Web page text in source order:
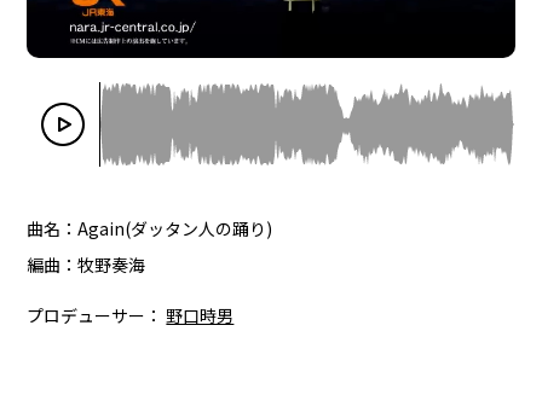
曲名：Again(ダッタン人の踊り)
編曲：牧野奏海
プロデューサー： 野口時男